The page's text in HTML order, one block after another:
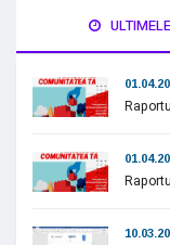
ULTIMELE